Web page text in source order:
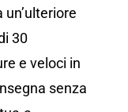
30
e veloci in
senza